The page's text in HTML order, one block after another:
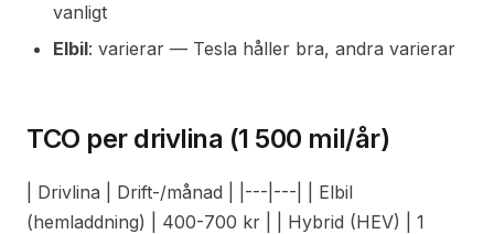
vanligt
Elbil: varierar — Tesla håller bra, andra varierar
TCO per drivlina (1 500 mil/år)
| Drivlina | Drift-/månad | |---|---| | Elbil
(hemladdning) | 400-700 kr | | Hybrid (HEV) | 1